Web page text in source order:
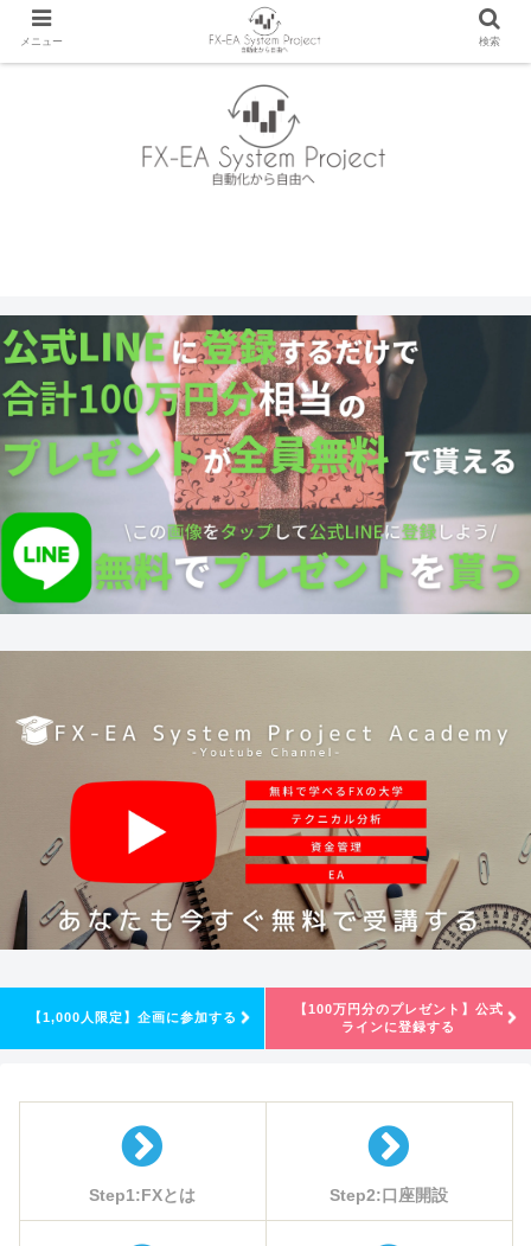
【1,000人限定】企画に参加する
【100万円分のプレゼント】公式
ラインに登録する
Step1:FXとは Step2:口座開設
メニュー 検索